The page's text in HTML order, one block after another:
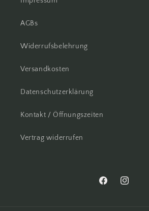
AGBs
Widerrufsbelehrung
Versandkosten
Datenschutzerklärung
Kontakt / Öffnungszeiten
Vertrag widerrufen
FacebookInstagram